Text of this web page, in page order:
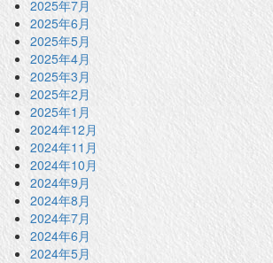
2025年7月
2025年6月
2025年5月
2025年4月
2025年3月
2025年2月
2025年1月
2024年12月
2024年11月
2024年10月
2024年9月
2024年8月
2024年7月
2024年6月
2024年5月